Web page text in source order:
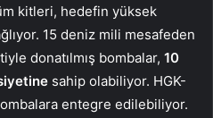
kitleri, hedefin yüksek
15 deniz mili mesafeden
donatılmış bombalar, 10
sahip olabiliyor. HGK-
entegre edilebiliyor.